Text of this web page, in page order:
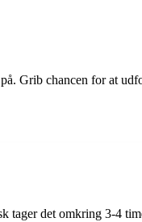
Grib chancen for at
tager det omkring 3-4